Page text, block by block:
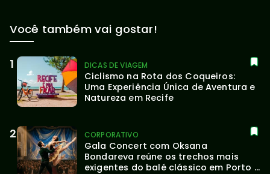
Você também vai gostar!
DICAS DE VIAGEM
Ciclismo na Rota dos Coqueiros:
Uma Experiência Única de Aventura e
Natureza em Recife
CORPORATIVO
Gala Concert com Oksana
Bondareva reúne os trechos mais
exigentes do balé clássico em Porto